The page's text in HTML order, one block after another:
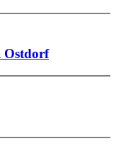
Ostdorf